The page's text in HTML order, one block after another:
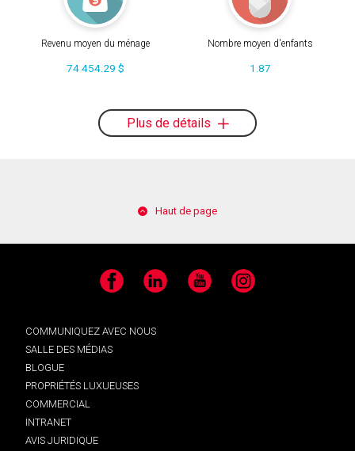
Revenu moyen du ménage
74 454.29 $
Nombre moyen d'enfants
1.87
Plus de détails
Haut de page
Facebook LinkedIn YouTube Instagram
COMMUNIQUEZ AVEC NOUS
SALLE DES MÉDIAS
BLOGUE
PROPRIÉTÉS LUXUEUSES
COMMERCIAL
INTRANET
AVIS JURIDIQUE